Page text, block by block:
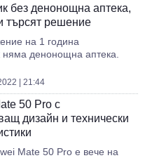
без денонощна аптека,
търсят решение
на 1 година
няма денонощна аптека.
| 21:44
50 Pro с
дизайн и технически
Mate 50 Pro е вече на